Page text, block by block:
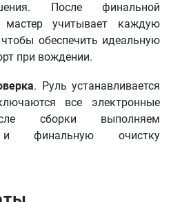
После финальной
учитывает каждую
обеспечить идеальную
при вождении.
. Руль устанавливается
все электронные
сборки выполняем
и финальную очистку